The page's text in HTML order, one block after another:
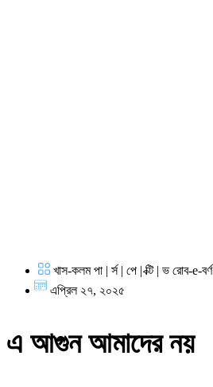
খাস-কলম পা | র্স | পে | ক্টি | ভ রোব-e-বর্ণ
এপ্রিল ২৭, ২০২৫
এ আগুন আমাদের নয়